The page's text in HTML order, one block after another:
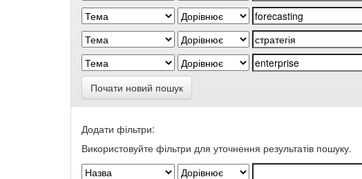
Почати новий пошук
Додати фільтри:
Використовуйте фільтри для уточнення результатів пошуку.